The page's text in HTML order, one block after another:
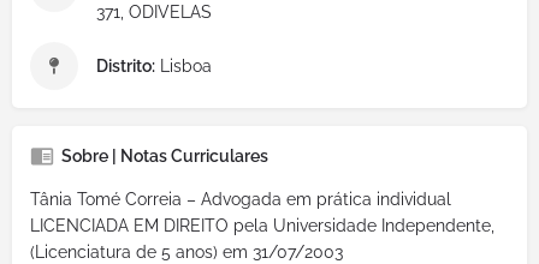
371, ODIVELAS
Distrito: Lisboa
Sobre | Notas Curriculares
Tânia Tomé Correia – Advogada em prática individual
LICENCIADA EM DIREITO pela Universidade Independente,
(Licenciatura de 5 anos) em 31/07/2003